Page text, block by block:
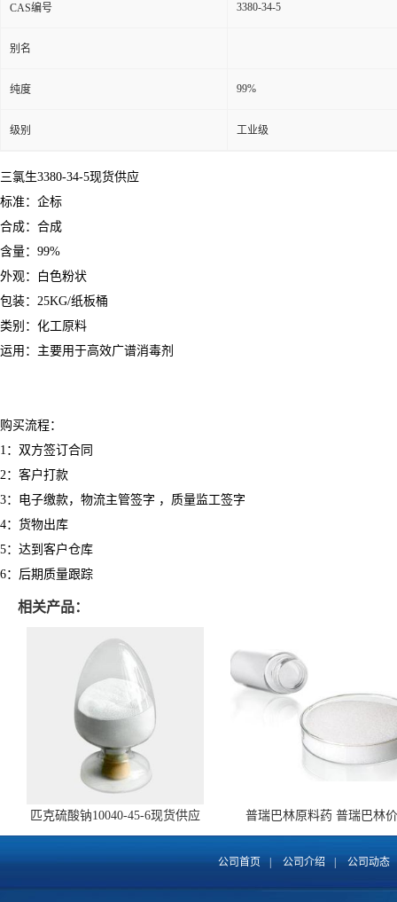
CAS编号 3380-34-5
别名
纯度 99%
级别 工业级
三氯生3380-34-5现货供应
标准：企标
合成：合成
含量：99%
外观：白色粉状
包装：25KG/纸板桶
类别：化工原料
运用：主要用于高效广谱消毒剂
购买流程：
1：双方签订合同
2：客户打款
3：电子缴款，物流主管签字 ，质量监工签字
4：货物出库
5：达到客户仓库
6：后期质量跟踪
相关产品：
匹克硫酸钠10040-45-6现货供应
普瑞巴林原料药 普瑞巴林
148553-50-8 全国包邮
公司首页 公司介绍 公司动态